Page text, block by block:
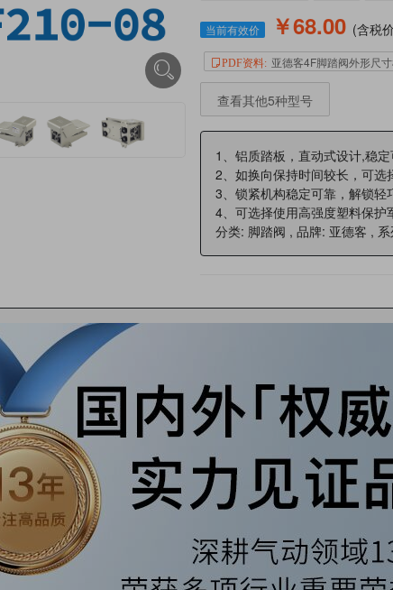
当前有效价 ￥68.00 (含税
PDF资料: 亚德客4F脚踏阀外形尺
查看其他5种型号
1、铝质踏板，直动式设计,稳
2、如换向保持时间较长，可选
3、锁紧机构稳定可靠，解锁
4、可选择使用高强度塑料保护
分类: 脚踏阀 , 品牌: 亚德客 ,